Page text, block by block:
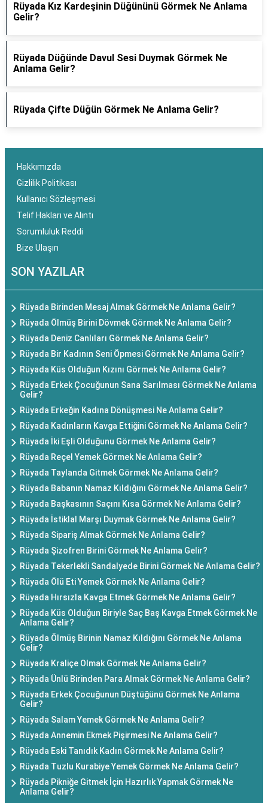
Rüyada Kız Kardeşinin Düğününü Görmek Ne Anlama
Gelir?
Rüyada Düğünde Davul Sesi Duymak Görmek Ne
Anlama Gelir?
Rüyada Çifte Düğün Görmek Ne Anlama Gelir?
Hakkımızda
Gizlilik Politikası
Kullanıcı Sözleşmesi
Telif Hakları ve Alıntı
Sorumluluk Reddi
Bize Ulaşın
SON YAZILAR
Rüyada Birinden Mesaj Almak Görmek Ne Anlama Gelir?
Rüyada Ölmüş Birini Dövmek Görmek Ne Anlama Gelir?
Rüyada Deniz Canlıları Görmek Ne Anlama Gelir?
Rüyada Bir Kadının Seni Öpmesi Görmek Ne Anlama Gelir?
Rüyada Küs Olduğun Kızını Görmek Ne Anlama Gelir?
Rüyada Erkek Çocuğunun Sana Sarılması Görmek Ne Anlama
Gelir?
Rüyada Erkeğin Kadına Dönüşmesi Ne Anlama Gelir?
Rüyada Kadınların Kavga Ettiğini Görmek Ne Anlama Gelir?
Rüyada İki Eşli Olduğunu Görmek Ne Anlama Gelir?
Rüyada Reçel Yemek Görmek Ne Anlama Gelir?
Rüyada Taylanda Gitmek Görmek Ne Anlama Gelir?
Rüyada Babanın Namaz Kıldığını Görmek Ne Anlama Gelir?
Rüyada Başkasının Saçını Kısa Görmek Ne Anlama Gelir?
Rüyada İstiklal Marşı Duymak Görmek Ne Anlama Gelir?
Rüyada Sipariş Almak Görmek Ne Anlama Gelir?
Rüyada Şizofren Birini Görmek Ne Anlama Gelir?
Rüyada Tekerlekli Sandalyede Birini Görmek Ne Anlama Gelir?
Rüyada Ölü Eti Yemek Görmek Ne Anlama Gelir?
Rüyada Hırsızla Kavga Etmek Görmek Ne Anlama Gelir?
Rüyada Küs Olduğun Biriyle Saç Baş Kavga Etmek Görmek Ne
Anlama Gelir?
Rüyada Ölmüş Birinin Namaz Kıldığını Görmek Ne Anlama
Gelir?
Rüyada Kraliçe Olmak Görmek Ne Anlama Gelir?
Rüyada Ünlü Birinden Para Almak Görmek Ne Anlama Gelir?
Rüyada Erkek Çocuğunun Düştüğünü Görmek Ne Anlama
Gelir?
Rüyada Salam Yemek Görmek Ne Anlama Gelir?
Rüyada Annemin Ekmek Pişirmesi Ne Anlama Gelir?
Rüyada Eski Tanıdık Kadın Görmek Ne Anlama Gelir?
Rüyada Tuzlu Kurabiye Yemek Görmek Ne Anlama Gelir?
Rüyada Pikniğe Gitmek İçin Hazırlık Yapmak Görmek Ne
Anlama Gelir?